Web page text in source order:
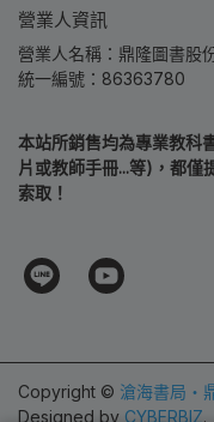
營業人資訊
營業人名稱：鼎隆圖書股
統一編號：86363780
本站所銷售均為專業教科
片或教師手冊...等)，都僅
索取！
Copyright © 滄海書局‧
Designed by CYBERBIZ.